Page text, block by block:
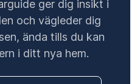
ger dig insikt i
och vägleder dig
ända tills du kan
i ditt nya hem.